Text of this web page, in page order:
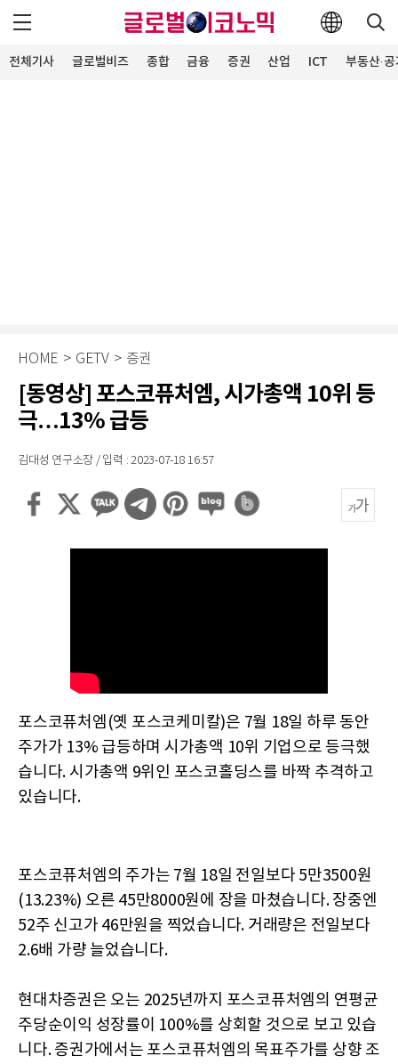
전체기사 글로벌비즈 종합 금융 증권 산업 ICT 부동산·
HOME > GETV > 증권
[동영상] 포스코퓨처엠, 시가총액 10위 등
극…13% 급등
김대성 연구소장 / 입력 : 2023-07-18 16:57
포스코퓨처엠(옛 포스코케미칼)은 7월 18일 하루 동안
주가가 13% 급등하며 시가총액 10위 기업으로 등극했
습니다. 시가총액 9위인 포스코홀딩스를 바짝 추격하고
있습니다.
포스코퓨처엠의 주가는 7월 18일 전일보다 5만3500원
(13.23%) 오른 45만8000원에 장을 마쳤습니다. 장중엔
52주 신고가 46만원을 찍었습니다. 거래량은 전일보다
2.6배 가량 늘었습니다.
현대차증권은 오는 2025년까지 포스코퓨처엠의 연평균
주당순이익 성장률이 100%를 상회할 것으로 보고 있습
니다. 증권가에서는 포스코퓨처엠의 목표주가를 상향 조